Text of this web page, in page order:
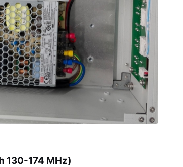
130-174 MHz)